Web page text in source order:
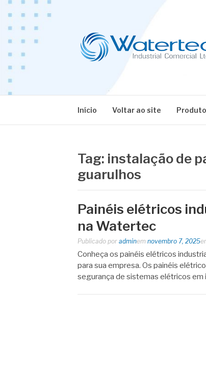
Pular
para
conteúdo
Início Voltar ao site
Tag: instalação de
guarulhos
Painéis elétricos
na Watertec
Publicado por adminem novembro 7, 2025
Conheça os painéis elétricos
para sua empresa. Os painéis
segurança de sistemas elétricos